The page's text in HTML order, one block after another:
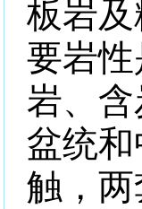
板岩
要岩
岩、
盆统
触，